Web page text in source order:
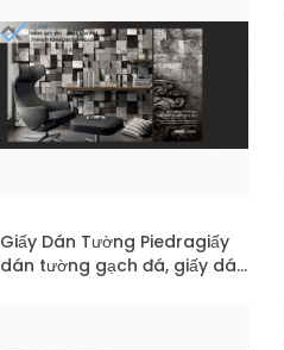
Giấy Dán Tường Piedragiấy
dán tường gạch đá, giấy dán